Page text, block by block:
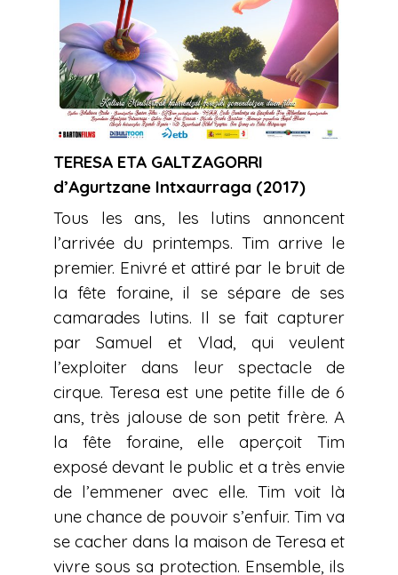
TERESA ETA GALTZAGORRI
d’Agurtzane Intxaurraga (2017)
Tous les ans, les lutins annoncent
l’arrivée du printemps. Tim arrive le
premier. Enivré et attiré par le bruit de
la fête foraine, il se sépare de ses
camarades lutins. Il se fait capturer
par Samuel et Vlad, qui veulent
l’exploiter dans leur spectacle de
cirque. Teresa est une petite fille de 6
ans, très jalouse de son petit frère. A
la fête foraine, elle aperçoit Tim
exposé devant le public et a très envie
de l’emmener avec elle. Tim voit là
une chance de pouvoir s’enfuir. Tim va
se cacher dans la maison de Teresa et
vivre sous sa protection. Ensemble, ils